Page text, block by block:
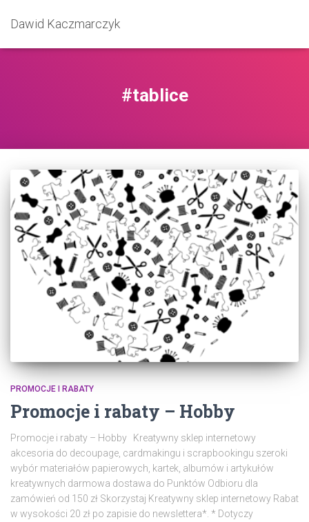
Dawid Kaczmarczyk
#tablice
PROMOCJE I RABATY
Promocje i rabaty – Hobby
Promocje i rabaty – Hobby Kreatywny sklep internetowy
akcesoria do decoupage, cardmakingu i scrapbookingu szeroki
wybór materiałów papierowych, kartek, albumów i artykułów
kreatywnych darmowa dostawa do Punktów Odbioru dla
zamówień od 150 zł Skorzystaj Kreatywny sklep internetowy Rabat
w wysokości 20 zł po zapisie do newslettera*. * Dotyczy